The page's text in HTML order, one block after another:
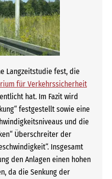
Langzeitstudie fest, die
für Verkehrssicherheit
hat. Im Fazit wird
festgestellt sowie eine
und die
Überschreiter der
Insgesamt
den Anlagen einen hohen
da die Senkung der